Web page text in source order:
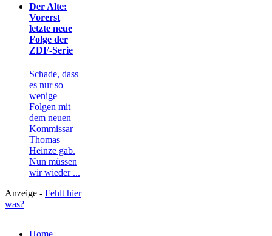
Der Alte:
Vorerst
letzte neue
Folge der
ZDF-Serie
Schade, dass
es nur so
wenige
Folgen mit
dem neuen
Kommissar
Thomas
Heinze gab.
Nun müssen
wir wieder ...
Anzeige - Fehlt hier
was?
Home